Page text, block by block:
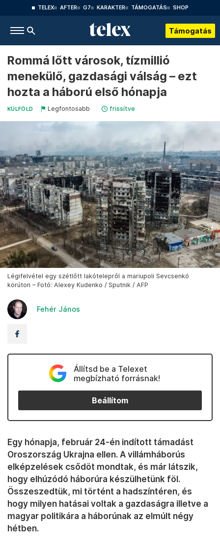
TELEX AFTER G7 KARAKTER TÁMOGATÁS SHOP
Támogatás
Rommá lőtt városok, tízmillió
menekülő, gazdasági válság – ezt
hozta a háború első hónapja
KÜLFÖLD Legfontosabb frissítve
Légifelvétel egy szétlőtt lakótelepről a mariupoli Sevcsenkó
körúton – Fotó: Alexey Kudenko / Sputnik / AFP
Fehér János
Állítsd be a Telexet
megbízható forrásnak!
Beállítom
Egy hónapja, február 24-én indított támadást
Oroszország Ukrajna ellen. A villámháborús
elképzelések csődöt mondtak, és már látszik,
hogy elhúzódó háborúra készülhetünk föl.
Összeszedtük, mi történt a hadszíntéren, és
hogy milyen hatásai voltak a gazdaságra illetve a
magyar politikára a háborúnak az elmúlt négy
hétben.